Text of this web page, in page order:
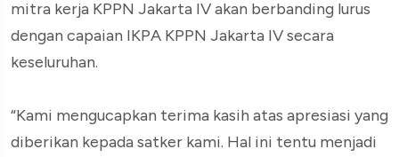
mitra kerja KPPN Jakarta IV akan berbanding lurus
dengan capaian IKPA KPPN Jakarta IV secara
keseluruhan.
“Kami mengucapkan terima kasih atas apresiasi yang
diberikan kepada satker kami. Hal ini tentu menjadi